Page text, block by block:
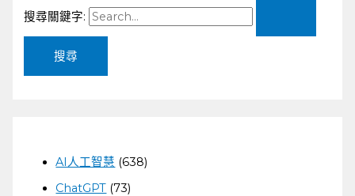
搜尋關鍵字:
AI人工智慧 (638)
ChatGPT (73)